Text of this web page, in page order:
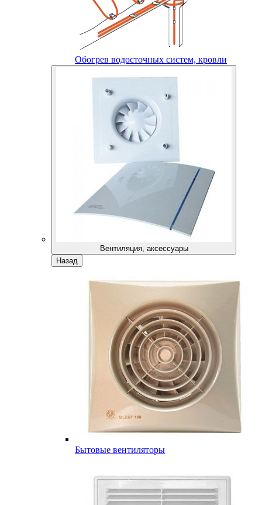
Обогрев водосточных систем, кровли
Вентиляция, аксессуары
Назад
Бытовые вентиляторы